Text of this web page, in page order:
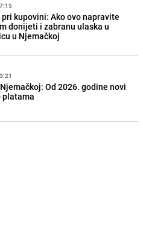
pri kupovini: Ako ovo napravite
donijeti i zabranu ulaska u
u Njemačkoj
Od 2026. godine novi
platama